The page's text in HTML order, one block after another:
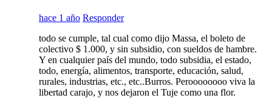
hace 1 año Responder
todo se cumple, tal cual como dijo Massa, el boleto de
colectivo $ 1.000, y sin subsidio, con sueldos de hambre.
Y en cualquier país del mundo, todo subsidia, el estado,
todo, energía, alimentos, transporte, educación, salud,
rurales, industrias, etc., etc..Burros. Peroooooooo viva la
libertad carajo, y nos dejaron el Tuje como una flor.